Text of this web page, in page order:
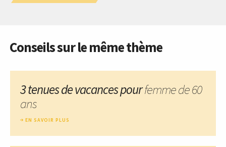
Conseils sur le même thème
3 tenues de vacances pourfemme de 60
ans
EN SAVOIR PLUS